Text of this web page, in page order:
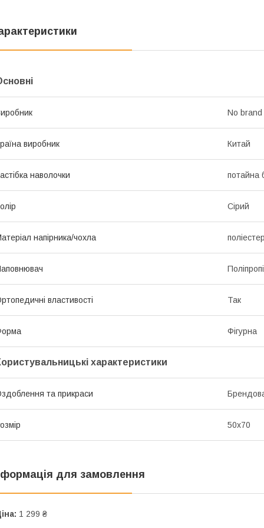
No brand
виробник Китай
наволочки потайна
Сірий
напірника/чохла поліестер
властивості Так
Фігурна
характеристики
та прикраси
50х70
для замовлення
1 299 ₴